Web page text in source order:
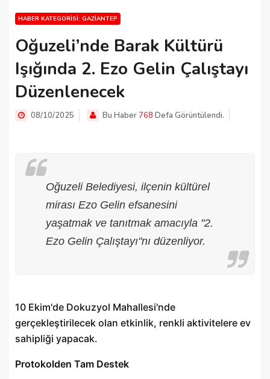
HABER KATEGORISI: GAZIANTEP
Oğuzeli’nde Barak Kültürü
Işığında 2. Ezo Gelin Çalıştayı
Düzenlenecek
08/10/2025 Bu Haber768 Defa Görüntülendi.
Oğuzeli Belediyesi, ilçenin kültürel
mirası Ezo Gelin efsanesini
yaşatmak ve tanıtmak amacıyla "2.
Ezo Gelin Çalıştayı"nı düzenliyor.
10 Ekim'de Dokuzyol Mahallesi'nde
gerçekleştirilecek olan etkinlik, renkli aktivitelere ev
sahipliği yapacak.
Protokolden Tam Destek